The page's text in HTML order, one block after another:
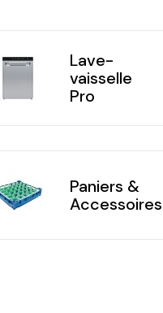
Lave-
vaisselle
Pro
Paniers &
Accessoires